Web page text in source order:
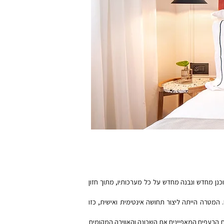
מחדש ונבנה מחדש על כל מערכותיו, מתוך חזון
הייתה ליצור תחושה אינטימית ואישית, כזו
המאפיינים את השכונה והאווירה המקומית